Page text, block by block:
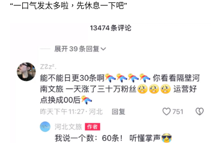
“一口气发太多啦，先休息一下吧”